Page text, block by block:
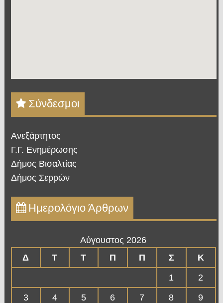
Σύνδεσμοι
Ανεξάρτητος
Γ.Γ. Ενημέρωσης
Δήμος Βισαλτίας
Δήμος Σερρών
Ημερολόγιο Άρθρων
Αύγουστος 2026
Δ
Τ Τ Π Π Σ
Κ
1
2
3
4 5 6 7 8
9